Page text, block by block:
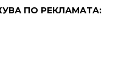
ПО РЕКЛАМАТА: